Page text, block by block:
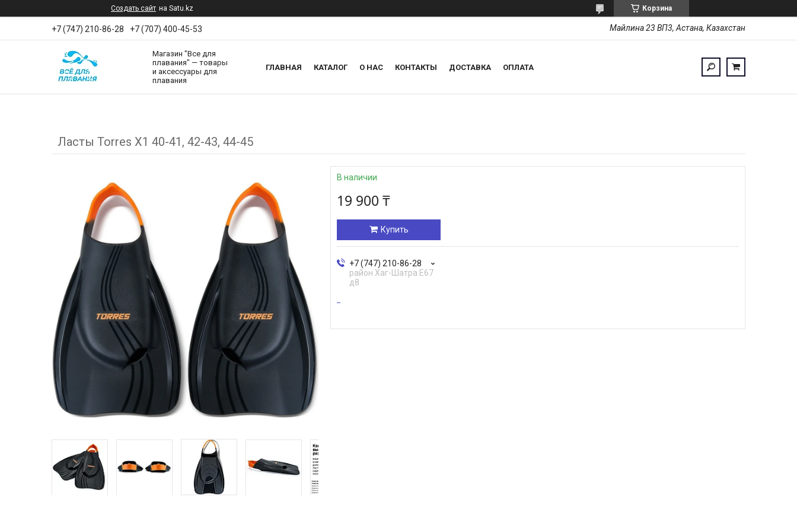
Создать сайт на Satu.kz Корзина
+7 (747) 210-86-28 +7 (707) 400-45-53 Майлина 23 ВП3, Астана, Казахстан
Магазин "Все для
плавания" — товары
и аксессуары для
плавания
ГЛАВНАЯ КАТАЛОГ О НАС КОНТАКТЫ ДОСТАВКА ОПЛАТА
Ласты Torres X1 40-41, 42-43, 44-45
В наличии
19 900 ₸
Купить
+7 (747) 210-86-28
район Хаг-Шатра Е67
д8